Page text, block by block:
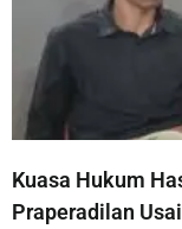
Kuasa Hukum
Praperadilan